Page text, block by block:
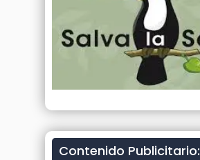
Contenido Publicitario: